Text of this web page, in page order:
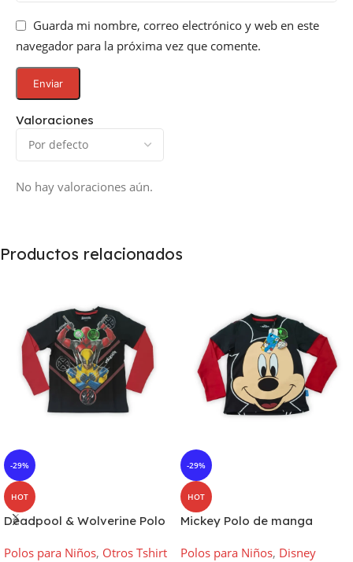
Valoraciones
No hay valoraciones aún.
Guarda mi nombre, correo electrónico y web en este
navegador para la próxima vez que comente.
Productos relacionados
-29%
HOT
Deadpool & Wolverine Polo
Polos para Niños, Otros Tshirt
-29%
HOT
Mickey Polo de manga
Polos para Niños, Disney